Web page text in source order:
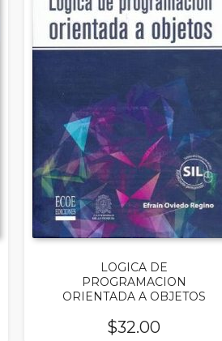
LOGICA DE
PROGRAMACION
ORIENTADA A OBJETOS
$32.00